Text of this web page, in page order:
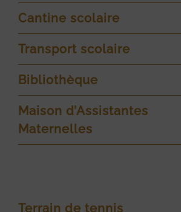
Cantine scolaire
Transport scolaire
Bibliothèque
Maison d’Assistantes
Maternelles
Terrain de tennis